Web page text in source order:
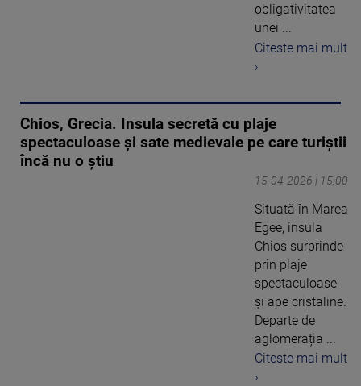
obligativitatea
unei ...
Citeste mai mult
›
Chios, Grecia. Insula secretă cu plaje
spectaculoase și sate medievale pe care turiștii
încă nu o știu
15-04-2026 | 15:00
Situată în Marea
Egee, insula
Chios surprinde
prin plaje
spectaculoase
și ape cristaline.
Departe de
aglomerația ...
Citeste mai mult
›